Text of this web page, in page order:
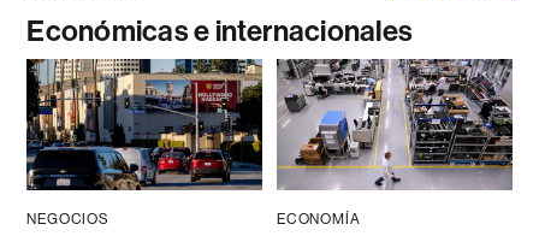
Económicas e internacionales
NEGOCIOS ECONOMÍA